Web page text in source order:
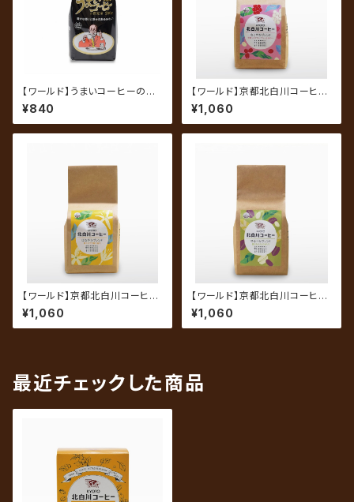
【ワールド】うまいコーヒーの指
定席 芳醇ブレンド 200g（中
挽き）
¥840
【ワールド】京都北白川コーヒ
ー なごやかブレンド 200g
（中挽き）
¥1,060
【ワールド】京都北白川コーヒ
ー はなやかブレンド 200g
（中挽き）
¥1,060
【ワールド】京都北白川コーヒ
ー ゆるやかブレンド 200g
（中挽き）
¥1,060
最近チェックした商品